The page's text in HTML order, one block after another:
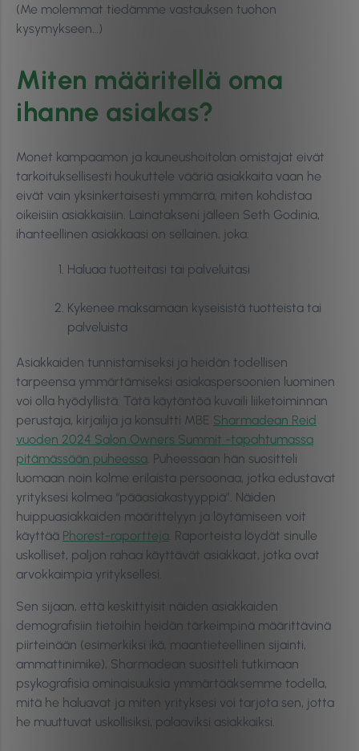
(Me molemmat tiedämme vastauksen tuohon
kysymykseen…)
Miten määritellä oma
ihanne asiakas?
Monet kampaamon ja kauneushoitolan omistajat eivät
tarkoituksellisesti houkuttele vääriä asiakkaita vaan he
eivät vain yksinkertaisesti ymmärrä, miten kohdistaa
oikeisiin asiakkaisiin. Lainatakseni jälleen Seth Godinia,
ihanteellinen asiakkaasi on sellainen, joka:
Haluaa tuotteitasi tai palveluitasi
Kykenee maksamaan kyseisistä tuotteista tai
palveluista
Asiakkaiden tunnistamiseksi ja heidän todellisen
tarpeensa ymmärtämiseksi asiakaspersoonien luominen
voi olla hyödyllistä. Tätä käytäntöä kuvaili liiketoiminnan
perustaja, kirjailija ja konsultti MBE Sharmadean Reid
vuoden 2024 Salon Owners Summit -tapahtumassa
pitämässään puheessa. Puheessaan hän suositteli
luomaan noin kolme erilaista persoonaa, jotka edustavat
yrityksesi kolmea “pääasiakastyyppiä”. Näiden
huippuasiakkaiden määrittelyyn ja löytämiseen voit
käyttää Phorest-raportteja . Raporteista löydät sinulle
uskolliset, paljon rahaa käyttävät asiakkaat, jotka ovat
arvokkaimpia yrityksellesi.
Sen sijaan, että keskittyisit näiden asiakkaiden
demografisiin tietoihin heidän tärkeimpinä määrittävinä
piirteinään (esimerkiksi ikä, maantieteellinen sijainti,
ammattinimike), Sharmadean suositteli tutkimaan
psykografisia ominaisuuksia ymmärtääksemme todella,
mitä he haluavat ja miten yrityksesi voi tarjota sen, jotta
he muuttuvat uskollisiksi, palaaviksi asiakkaiksi.